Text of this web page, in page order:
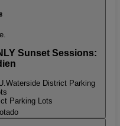
Sunset Sessions:
Waterside District Parking
Parking Lots